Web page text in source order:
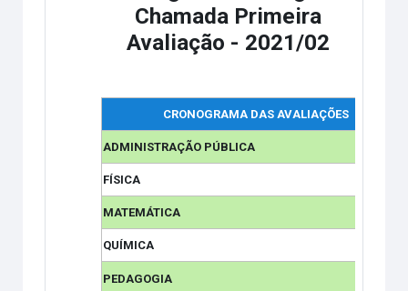
Chamada Primeira
Avaliação - 2021/02
CRONOGRAMA DAS AVALIAÇÕES
ADMINISTRAÇÃO PÚBLICA
FÍSICA
MATEMÁTICA
QUÍMICA
PEDAGOGIA